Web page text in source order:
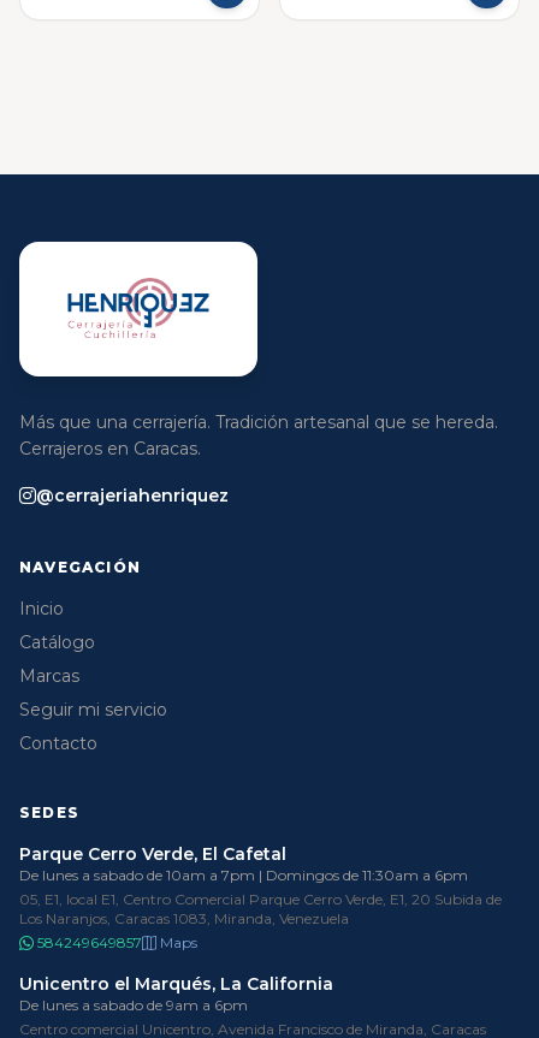
Más que una cerrajería. Tradición artesanal que se hereda.
Cerrajeros en Caracas.
@cerrajeriahenriquez
NAVEGACIÓN
Inicio
Catálogo
Marcas
Seguir mi servicio
Contacto
SEDES
Parque Cerro Verde, El Cafetal
De lunes a sabado de 10am a 7pm | Domingos de 11:30am a 6pm
05, E1, local E1, Centro Comercial Parque Cerro Verde, E1, 20 Subida de
Los Naranjos, Caracas 1083, Miranda, Venezuela
584249649857
Maps
Unicentro el Marqués, La California
De lunes a sabado de 9am a 6pm
Centro comercial Unicentro, Avenida Francisco de Miranda, Caracas